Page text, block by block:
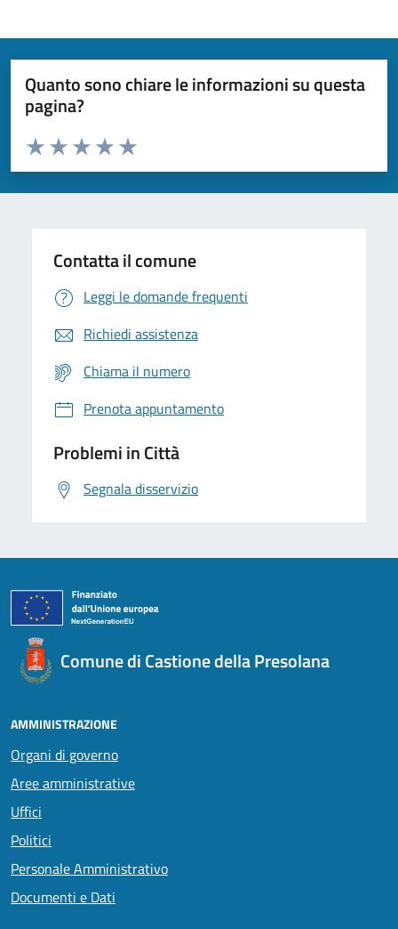
Quanto sono chiare le informazioni su questa
pagina?
Domanda
Valuta da 1 a 5 stelle la pagina
Valuta 5 stelle su 5
Valuta 4 stelle su 5
Valuta 3 stelle su 5
Valuta 2 stelle su 5
Valuta 1 stelle su 5
Contatta il comune
Leggi le domande frequenti
Richiedi assistenza
Chiama il numero
Prenota appuntamento
Problemi in Città
Segnala disservizio
Comune di Castione della Presolana
AMMINISTRAZIONE
Organi di governo
Aree amministrative
Uffici
Politici
Personale Amministrativo
Documenti e Dati